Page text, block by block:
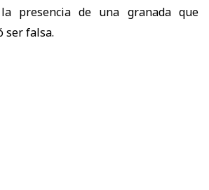
presencia de una granada que
ser falsa.